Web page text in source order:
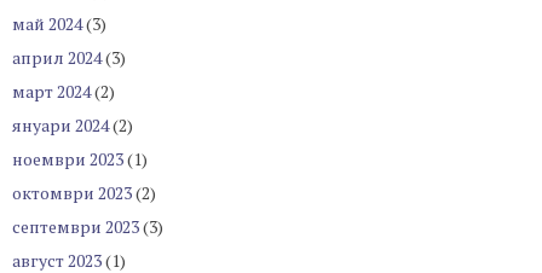
май 2024(3)
април 2024(3)
март 2024(2)
януари 2024(2)
ноември 2023(1)
октомври 2023(2)
септември 2023(3)
август 2023(1)